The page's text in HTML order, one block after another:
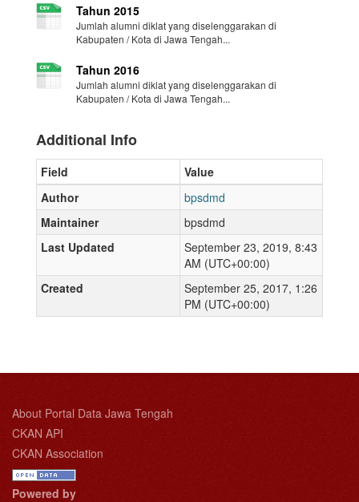
Tahun 2015
Jumlah alumni diklat yang diselenggarakan di
Kabupaten / Kota di Jawa Tengah...
Tahun 2016
Jumlah alumni diklat yang diselenggarakan di
Kabupaten / Kota di Jawa Tengah...
Additional Info
Field
Value
Author
bpsdmd
Maintainer
bpsdmd
Last Updated
September 23, 2019, 8:43
AM (UTC+00:00)
Created
September 25, 2017, 1:26
PM (UTC+00:00)
About Portal Data Jawa Tengah
CKAN API
CKAN Association
Powered by